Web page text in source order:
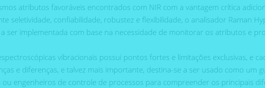
atributos favoráveis ​​encontrados com NIR com a vantagem crítica
seletividade, confiabilidade, robustez e flexibilidade, o analisador Raman
ser implementada com base na necessidade de monitorar os atributos e
vibracionais possui pontos fortes e limitações exclusivas, e
e diferenças, e talvez mais importante, destina-se a ser usado como um
engenheiros de controle de processos para compreender os principais